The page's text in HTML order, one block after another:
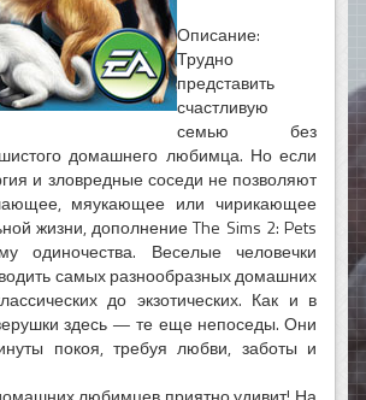
Описание:
Трудно
представить
счастливую
семью без
домашнего любимца. Но если
и зловредные соседи не позволяют
мяукающее или чирикающее
жизни, дополнение The Sims 2: Pets
одиночества. Веселые человечки
самых разнообразных домашних
до экзотических. Как и в
здесь — те еще непоседы. Они
покоя, требуя любви, заботы и